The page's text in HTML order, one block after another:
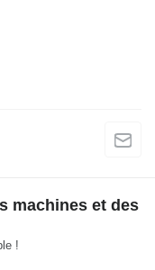
machines et des
!